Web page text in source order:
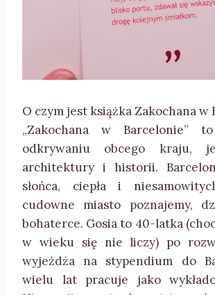
O czym jest książka Zakochana w
„Zakochana w Barcelonie”
odkrywaniu obcego kraju,
architektury i historii.
słońca, ciepła i
cudowne miasto poznajemy,
bohaterce. Gosia to 40-latka
w wieku się nie liczy) po
wyjeżdża na stypendium do
wielu lat pracuje jako